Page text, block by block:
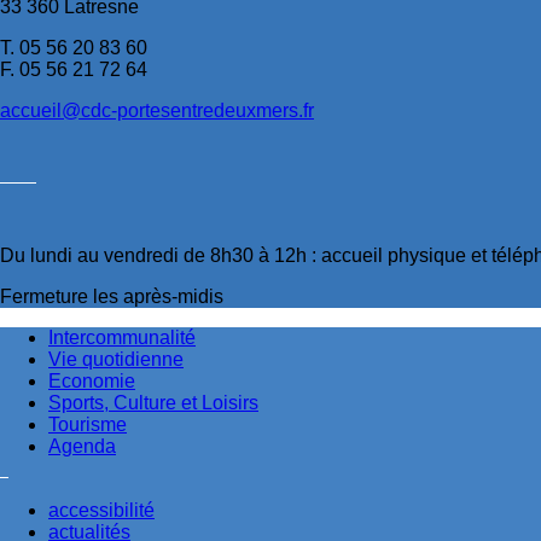
33 360 Latresne
T. 05 56 20 83 60
F. 05 56 21 72 64
accueil@cdc-portesentredeuxmers.fr
Du lundi au vendredi de 8h30 à 12h : accueil physique et
Fermeture les après-midis
Intercommunalité
Vie quotidienne
Economie
Sports, Culture et Loisirs
Tourisme
Agenda
accessibilité
actualités